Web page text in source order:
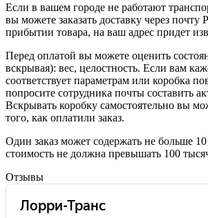
Если в вашем городе не работают
вы можете заказать доставку через почту
прибытии товара, на ваш адрес придет
Перед оплатой вы можете оценить
вскрывая): вес, целостность. Если вам
соответствует параметрам или коробка
попросите сотрудника почты составить
Вскрывать коробку самостоятельно вы
того, как оплатили заказ.
Один заказ может содержать не больше
стоимость не должна превышать 100
Отзывы